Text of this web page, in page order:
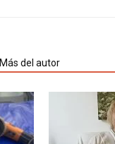
Más del autor